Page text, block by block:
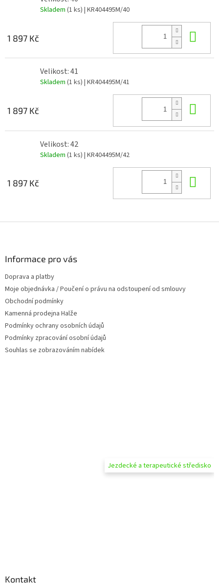
Skladem (1 ks) | KR404495M/40
1 897 Kč
Velikost: 41
Skladem (1 ks) | KR404495M/41
1 897 Kč
Velikost: 42
Skladem (1 ks) | KR404495M/42
1 897 Kč
Informace pro vás
Doprava a platby
Moje objednávka / Poučení o právu na odstoupení od smlouvy
Obchodní podmínky
Kamenná prodejna Halže
Podmínky ochrany osobních údajů
Podmínky zpracování osobní údajů
Souhlas se zobrazováním nabídek
Jezdecké a terapeutické středisko
Kontakt